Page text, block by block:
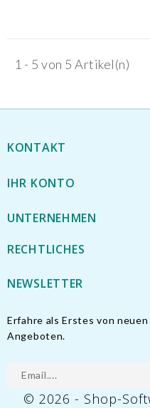
1 - 5 von 5 Artikel(n)
KONTAKT
IHR KONTO
UNTERNEHMEN
RECHTLICHES
NEWSLETTER
Erfahre als Erstes von
Angeboten.
© 2026 - Shop-